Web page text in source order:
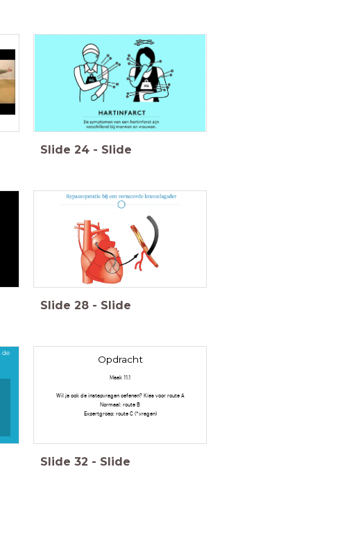
Slide 24 - Slide
Slide 28 - Slide
de
Opdracht
Maak 11.1
Wil je ook de instapvragen oefenen? Kies voor route A
Normaal: route B
Expertgroep: route C (*vragen)
Slide 32 - Slide